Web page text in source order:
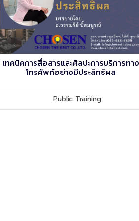
เทคนิคการสื่อสารและศิลปะการบริการทาง
โทรศัพท์อย่างมีประสิทธิผล
Public Training